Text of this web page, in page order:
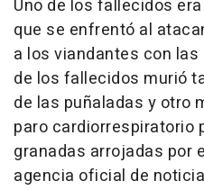
Uno de los fallecidos
que se enfrentó al
a los viandantes con
de los fallecidos murió
de las puñaladas y otro
paro cardiorrespiratorio
granadas arrojadas por
agencia oficial de